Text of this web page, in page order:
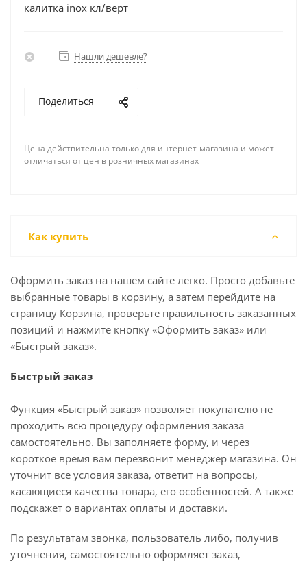
калитка inox кл/верт
Нашли дешевле?
Поделиться
Цена действительна только для интернет-магазина и может
отличаться от цен в розничных магазинах
Как купить
Оформить заказ на нашем сайте легко. Просто добавьте
выбранные товары в корзину, а затем перейдите на
страницу Корзина, проверьте правильность заказанных
позиций и нажмите кнопку «Оформить заказ» или
«Быстрый заказ».
Быстрый заказ
Функция «Быстрый заказ» позволяет покупателю не
проходить всю процедуру оформления заказа
самостоятельно. Вы заполняете форму, и через
короткое время вам перезвонит менеджер магазина. Он
уточнит все условия заказа, ответит на вопросы,
касающиеся качества товара, его особенностей. А также
подскажет о вариантах оплаты и доставки.
По результатам звонка, пользователь либо, получив
уточнения, самостоятельно оформляет заказ,